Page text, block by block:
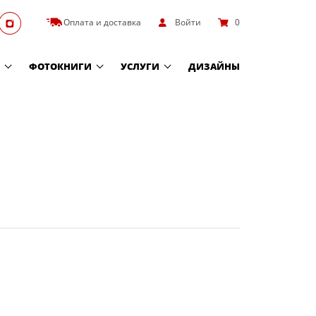
Оплата и доставка Войти 0
ФОТОКНИГИ УСЛУГИ ДИЗАЙНЫ